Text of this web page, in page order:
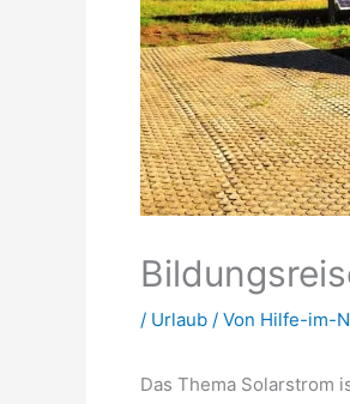
/ Urlaub / Von Hilfe-im-
Das Thema Solarstrom